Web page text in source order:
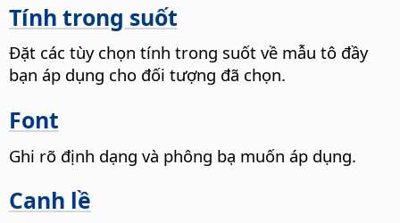
Tính trong suốt
Đặt các tùy chọn tính trong suốt về mẫu tô đầy
bạn áp dụng cho đối tượng đã chọn.
Font
Ghi rõ định dạng và phông bạ muốn áp dụng.
Canh lề